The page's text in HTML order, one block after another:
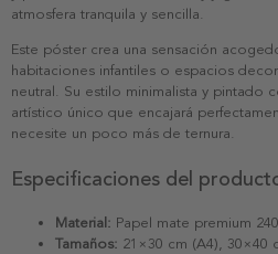
atmosfera tranquila y sencilla.
Este póster crea una sensación
habitaciones infantiles o espacios
neutral. Su estilo minimalista y pintado
artístico único que encajará
necesite un poco más de ternura.
Especificaciones del
Material: Papel mate premium
Tamaños: 21×30 cm (A4), 30×40